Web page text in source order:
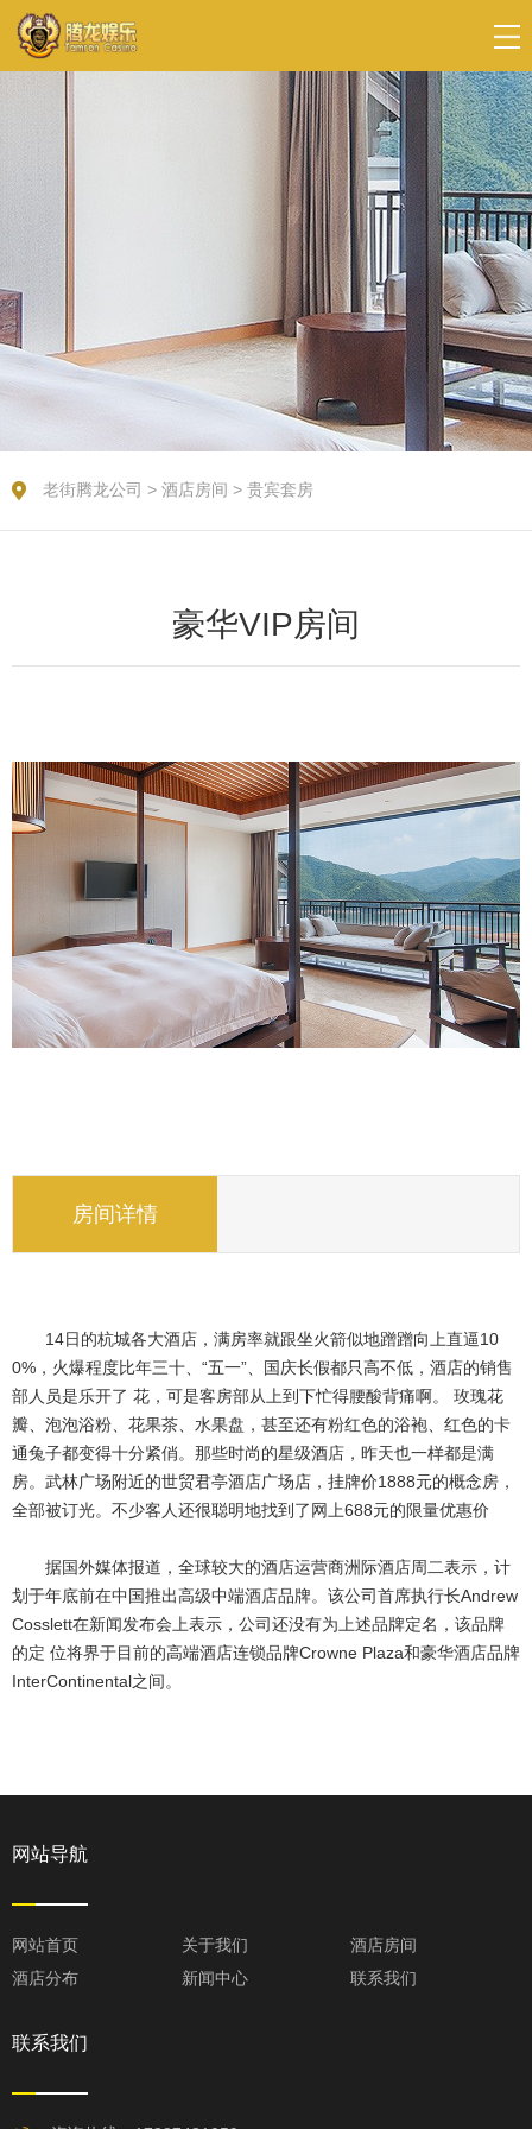
老街腾龙公司 > 酒店房间 > 贵宾套房
豪华VIP房间
房间详情
14日的杭城各大酒店，满房率就跟坐火箭似地蹭蹭向上直逼10
0%，火爆程度比年三十、“五一”、国庆长假都只高不低，酒店的销售
部人员是乐开了 花，可是客房部从上到下忙得腰酸背痛啊。 玫瑰花
瓣、泡泡浴粉、花果茶、水果盘，甚至还有粉红色的浴袍、红色的卡
通兔子都变得十分紧俏。那些时尚的星级酒店，昨天也一样都是满
房。武林广场附近的世贸君亭酒店广场店，挂牌价1888元的概念房，
全部被订光。不少客人还很聪明地找到了网上688元的限量优惠价
据国外媒体报道，全球较大的酒店运营商洲际酒店周二表示，计
划于年底前在中国推出高级中端酒店品牌。该公司首席执行长Andrew
Cosslett在新闻发布会上表示，公司还没有为上述品牌定名，该品牌
的定 位将界于目前的高端酒店连锁品牌Crowne Plaza和豪华酒店品牌
InterContinental之间。
网站导航
网站首页 关于我们
酒店房间
酒店分布
新闻中心 联系我们
联系我们